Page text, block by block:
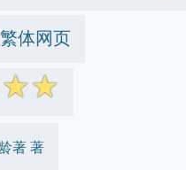
繁体网页
☆☆
著 著